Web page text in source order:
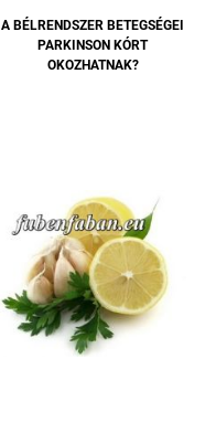
A BÉLRENDSZER BETEGSÉGEI
PARKINSON KÓRT
OKOZHATNAK?